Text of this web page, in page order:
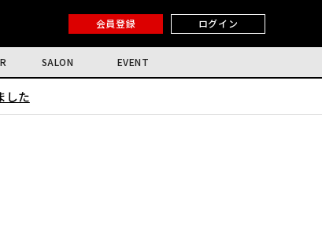
会員登録 ログイン
SALON EVENT
した